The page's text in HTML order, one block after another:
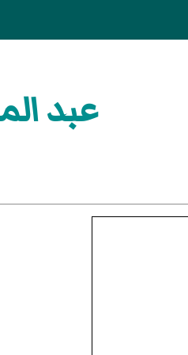
عبد